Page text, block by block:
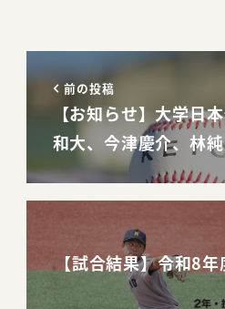
前の投稿
【お知らせ】大学日
和大、今津慶介、林
【試合結果】令和8